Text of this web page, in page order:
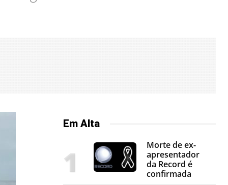
Em Alta
Morte de ex-
apresentador
da Record é
confirmada